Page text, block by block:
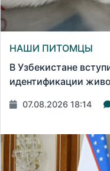
НАШИ ПИТОМЦЫ
В Узбекистане
идентификации
07.08.2026 18:14